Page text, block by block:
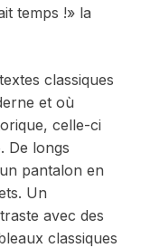
temps !» la
classiques
et où
celle-ci
De longs
pantalon en
Un
avec des
classiques